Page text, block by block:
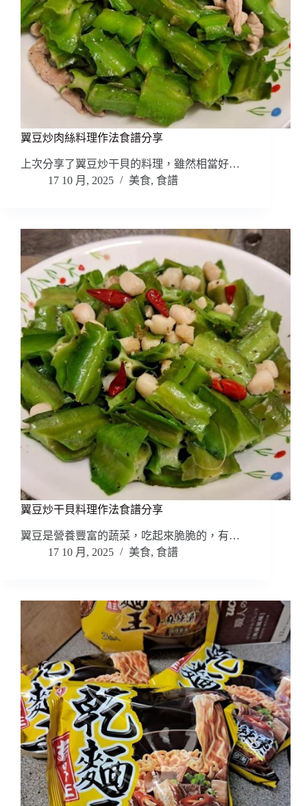
翼豆炒肉絲料理作法食譜分享
上次分享了翼豆炒干貝的料理，雖然相當好…
17 10 月, 2025
美食, 食譜
翼豆炒干貝料理作法食譜分享
翼豆是營養豐富的蔬菜，吃起來脆脆的，有…
17 10 月, 2025
美食, 食譜